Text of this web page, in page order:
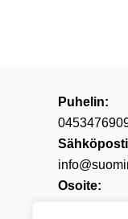
Puhelin:
Osoite: